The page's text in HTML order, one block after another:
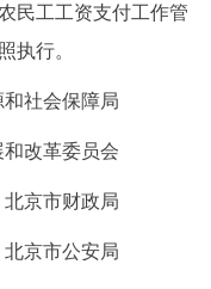
回到顶部
民工工资支付工作管
执行。
源和社会保障局
展和改革委员会
北京市财政局
北京市公安局